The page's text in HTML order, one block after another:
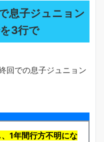
息子ジュニョン
3行で
回での息子ジュニョン
1年間行方不明にな